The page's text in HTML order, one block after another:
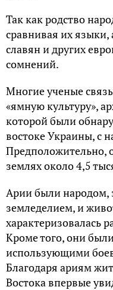
Так как родство
сравнивая их
славян и других
сомнений.
Многие ученые
«ямную культуру»,
которой были
востоке Украины, с
Предположительно,
землях около 4,5
Арии были
земледелием, и
характеризовалась
Кроме того, они
использующими
Благодаря ариям
Востока впервые